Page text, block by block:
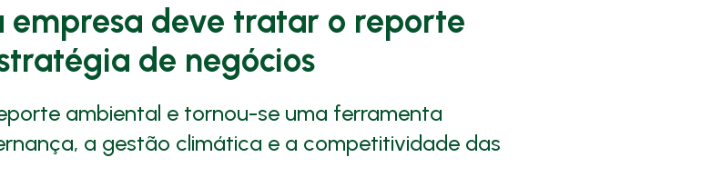
empresa deve tratar o reporte
de negócios
ambiental e tornou-se uma ferramenta
a gestão climática e a competitividade das